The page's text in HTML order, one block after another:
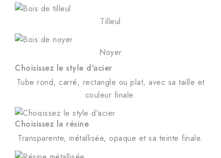
Tilleul
Noyer
Choisissez le style d'acier
Tube rond, carré, rectangle ou plat, avec sa taille et
couleur finale.
Choisissez la résine
Transparente, métallisée, opaque et sa teinte finale.